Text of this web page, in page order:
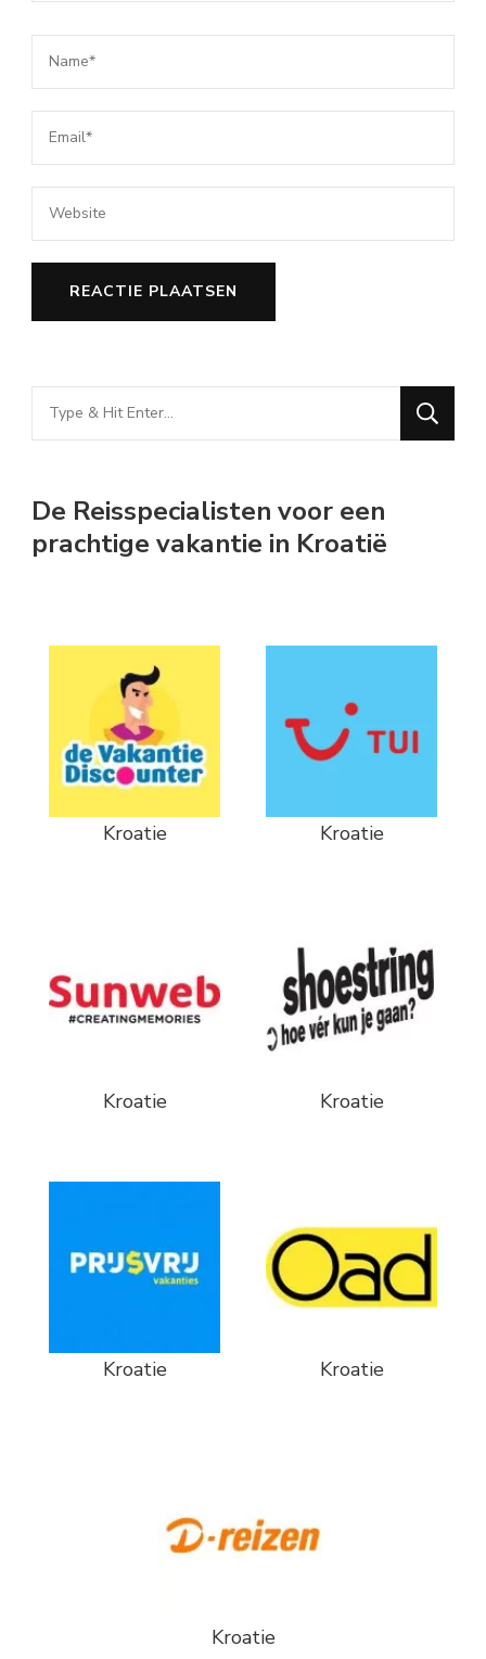
Looking
for
De Reisspecialisten voor een
prachtige vakantie in Kroatië
Kroatie Kroatie
Kroatie Kroatie
Kroatie Kroatie
Kroatie